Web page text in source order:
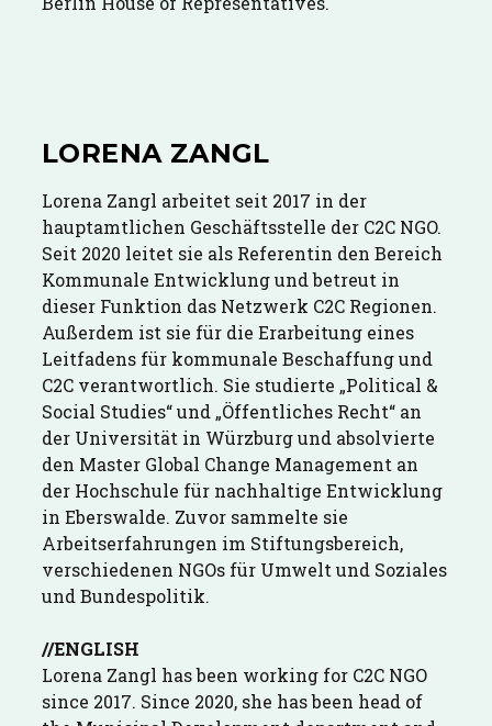
LORENA ZANGL
Lorena Zangl arbeitet seit 2017 in der
hauptamtlichen Geschäftsstelle der C2C NGO.
Seit 2020 leitet sie als Referentin den Bereich
Kommunale Entwicklung und betreut in
dieser Funktion das Netzwerk C2C Regionen.
Außerdem ist sie für die Erarbeitung eines
Leitfadens für kommunale Beschaffung und
C2C verantwortlich. Sie studierte „Political &
Social Studies“ und „Öffentliches Recht“ an
der Universität in Würzburg und absolvierte
den Master Global Change Management an
der Hochschule für nachhaltige Entwicklung
in Eberswalde. Zuvor sammelte sie
Arbeitserfahrungen im Stiftungsbereich,
verschiedenen NGOs für Umwelt und Soziales
und Bundespolitik.
//ENGLISH
Lorena Zangl has been working for C2C NGO
since 2017. Since 2020, she has been head of